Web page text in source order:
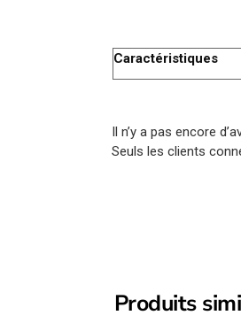
Caractéristiques
Il n’y a pas encore
Seuls les clients
Produits